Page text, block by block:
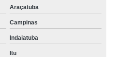
Araçatuba
Campinas
Indaiatuba
Itu